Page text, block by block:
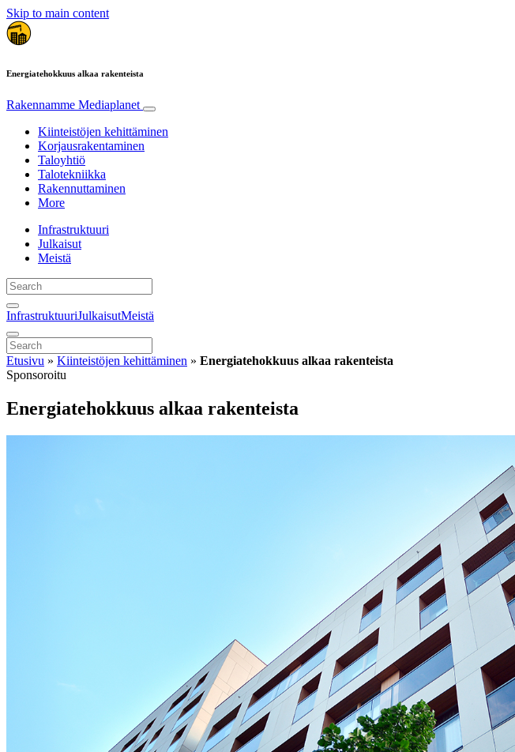
Skip to main content
Energiatehokkuus alkaa rakenteista
Rakennamme Mediaplanet
Kiinteistöjen kehittäminen
Korjausrakentaminen
Taloyhtiö
Talotekniikka
Rakennuttaminen
More
Infrastruktuuri
Julkaisut
Meistä
InfrastruktuuriJulkaisutMeistä
Etusivu » Kiinteistöjen kehittäminen » Energiatehokkuus alkaa rakenteista
Sponsoroitu
Energiatehokkuus alkaa rakenteista